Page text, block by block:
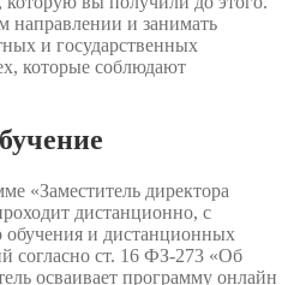
направлении и занимать
и государственных
которые соблюдают
«Заместитель директора
дистанционно, с
и дистанционных
согласно ст. 16 ФЗ-273 «Об
осваивает программу онлайн